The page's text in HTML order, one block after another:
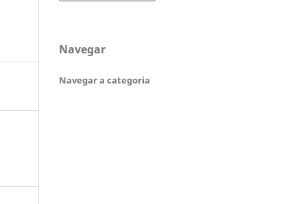
Navegar
Navegar a categoria